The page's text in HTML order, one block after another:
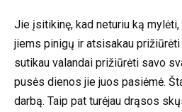
Jie įsitikinę, kad neturiu ką
jiems pinigų ir atsisakau prižiūrėti
sutikau valandai prižiūrėti savo
pusės dienos jie juos pasiėmė.
darbą. Taip pat turėjau drąsos